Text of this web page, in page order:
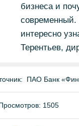
бизнеса и
интересно
Терентьев,
ПАО Банк
1505